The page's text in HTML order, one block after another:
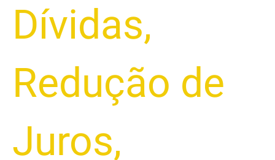
Dívidas,
Redução de
Juros,